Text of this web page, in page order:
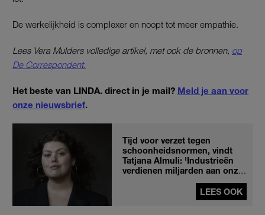
De werkelijkheid is complexer en noopt tot meer empathie.
Lees Vera Mulders volledige artikel, met ook de bronnen, op
De Correspondent.
Het beste van LINDA. direct in je mail? Meld je aan voor
onze nieuwsbrief.
Tijd voor verzet tegen
schoonheidsnormen, vindt
Tatjana Almuli: 'Industrieën
verdienen miljarden aan onze
LEES OOK